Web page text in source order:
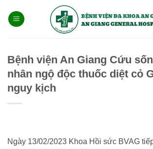
qua
Bệnh viện An Giang Cứu
nhân ngộ độc thuốc diệt cỏ
nguy kịch
Ngày 13/02/2023 Khoa Hồi sức BVAG